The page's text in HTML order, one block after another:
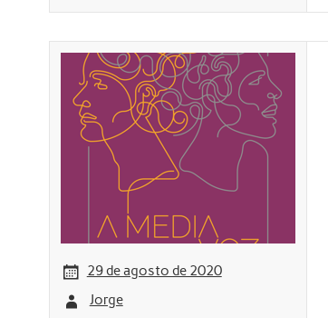
29 de agosto de 2020
Jorge